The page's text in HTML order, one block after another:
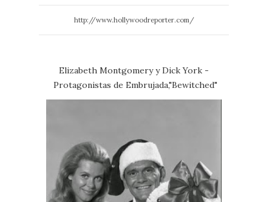
http://www.hollywoodreporter.com/
Elizabeth Montgomery y Dick York -
Protagonistas de Embrujada,"Bewitched"